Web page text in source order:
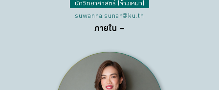
นักวิทยาศาสตร์ (จ้างเหมา)
suwanna.sunan@ku.th
ภายใน –